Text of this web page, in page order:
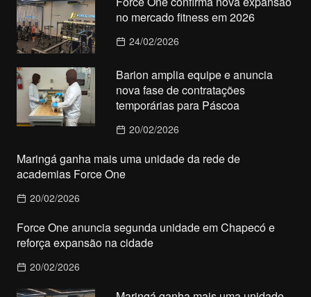
no mercado fitness em 2026
24/02/2026
Barion amplia equipe e anuncia
nova fase de contratações
temporárias para Páscoa
20/02/2026
Maringá ganha mais uma unidade da rede de
academias Force One
20/02/2026
Force One anuncia segunda unidade em Chapecó e
reforça expansão na cidade
20/02/2026